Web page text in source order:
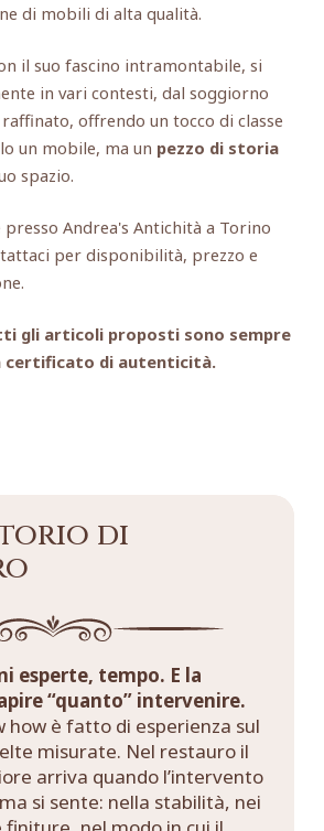
di mobili di alta qualità.
il suo fascino intramontabile, si
in vari contesti, dal soggiorno
offrendo un tocco di classe
un mobile, ma un pezzo di storia
spazio.
Andrea's Antichità a Torino
per disponibilità, prezzo e
gli articoli proposti sono sempre
certificato di autenticità.
di
esperte, tempo. E la
“quanto” intervenire.
how è fatto di esperienza sul
misurate. Nel restauro il
arriva quando l’intervento
si sente: nella stabilità, nei